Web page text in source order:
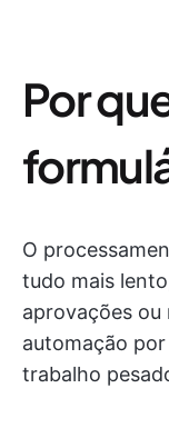
Por
O
tudo mais
aprovações ou
automação
trabalho